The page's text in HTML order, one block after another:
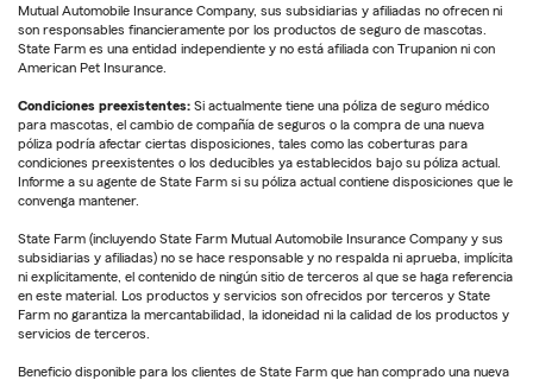
Mutual Automobile Insurance Company, sus subsidiarias y afiliadas no ofrecen ni
son responsables financieramente por los productos de seguro de mascotas.
State Farm es una entidad independiente y no está afiliada con Trupanion ni con
American Pet Insurance.
Condiciones preexistentes: Si actualmente tiene una póliza de seguro médico
para mascotas, el cambio de compañía de seguros o la compra de una nueva
póliza podría afectar ciertas disposiciones, tales como las coberturas para
condiciones preexistentes o los deducibles ya establecidos bajo su póliza actual.
Informe a su agente de State Farm si su póliza actual contiene disposiciones que le
convenga mantener.
State Farm (incluyendo State Farm Mutual Automobile Insurance Company y sus
subsidiarias y afiliadas) no se hace responsable y no respalda ni aprueba, implícita
ni explícitamente, el contenido de ningún sitio de terceros al que se haga referencia
en este material. Los productos y servicios son ofrecidos por terceros y State
Farm no garantiza la mercantabilidad, la idoneidad ni la calidad de los productos y
servicios de terceros.
Beneficio disponible para los clientes de State Farm que han comprado una nueva